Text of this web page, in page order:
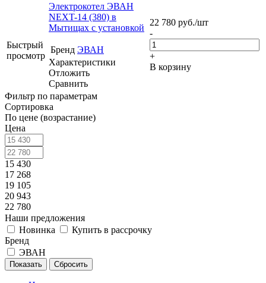
Быстрый
просмотр
Электрокотел ЭВАН
NEXT-14 (380) в
Мытищах с установкой
Бренд ЭВАН
Характеристики
Отложить
Сравнить
22 780 руб./шт
-
+
В корзину
Фильтр по параметрам
Сортировка
По цене (возрастание)
Цена
15 430
17 268
19 105
20 943
22 780
Наши предложения
Новинка
Купить в рассрочку
Бренд
ЭВАН
Сбросить